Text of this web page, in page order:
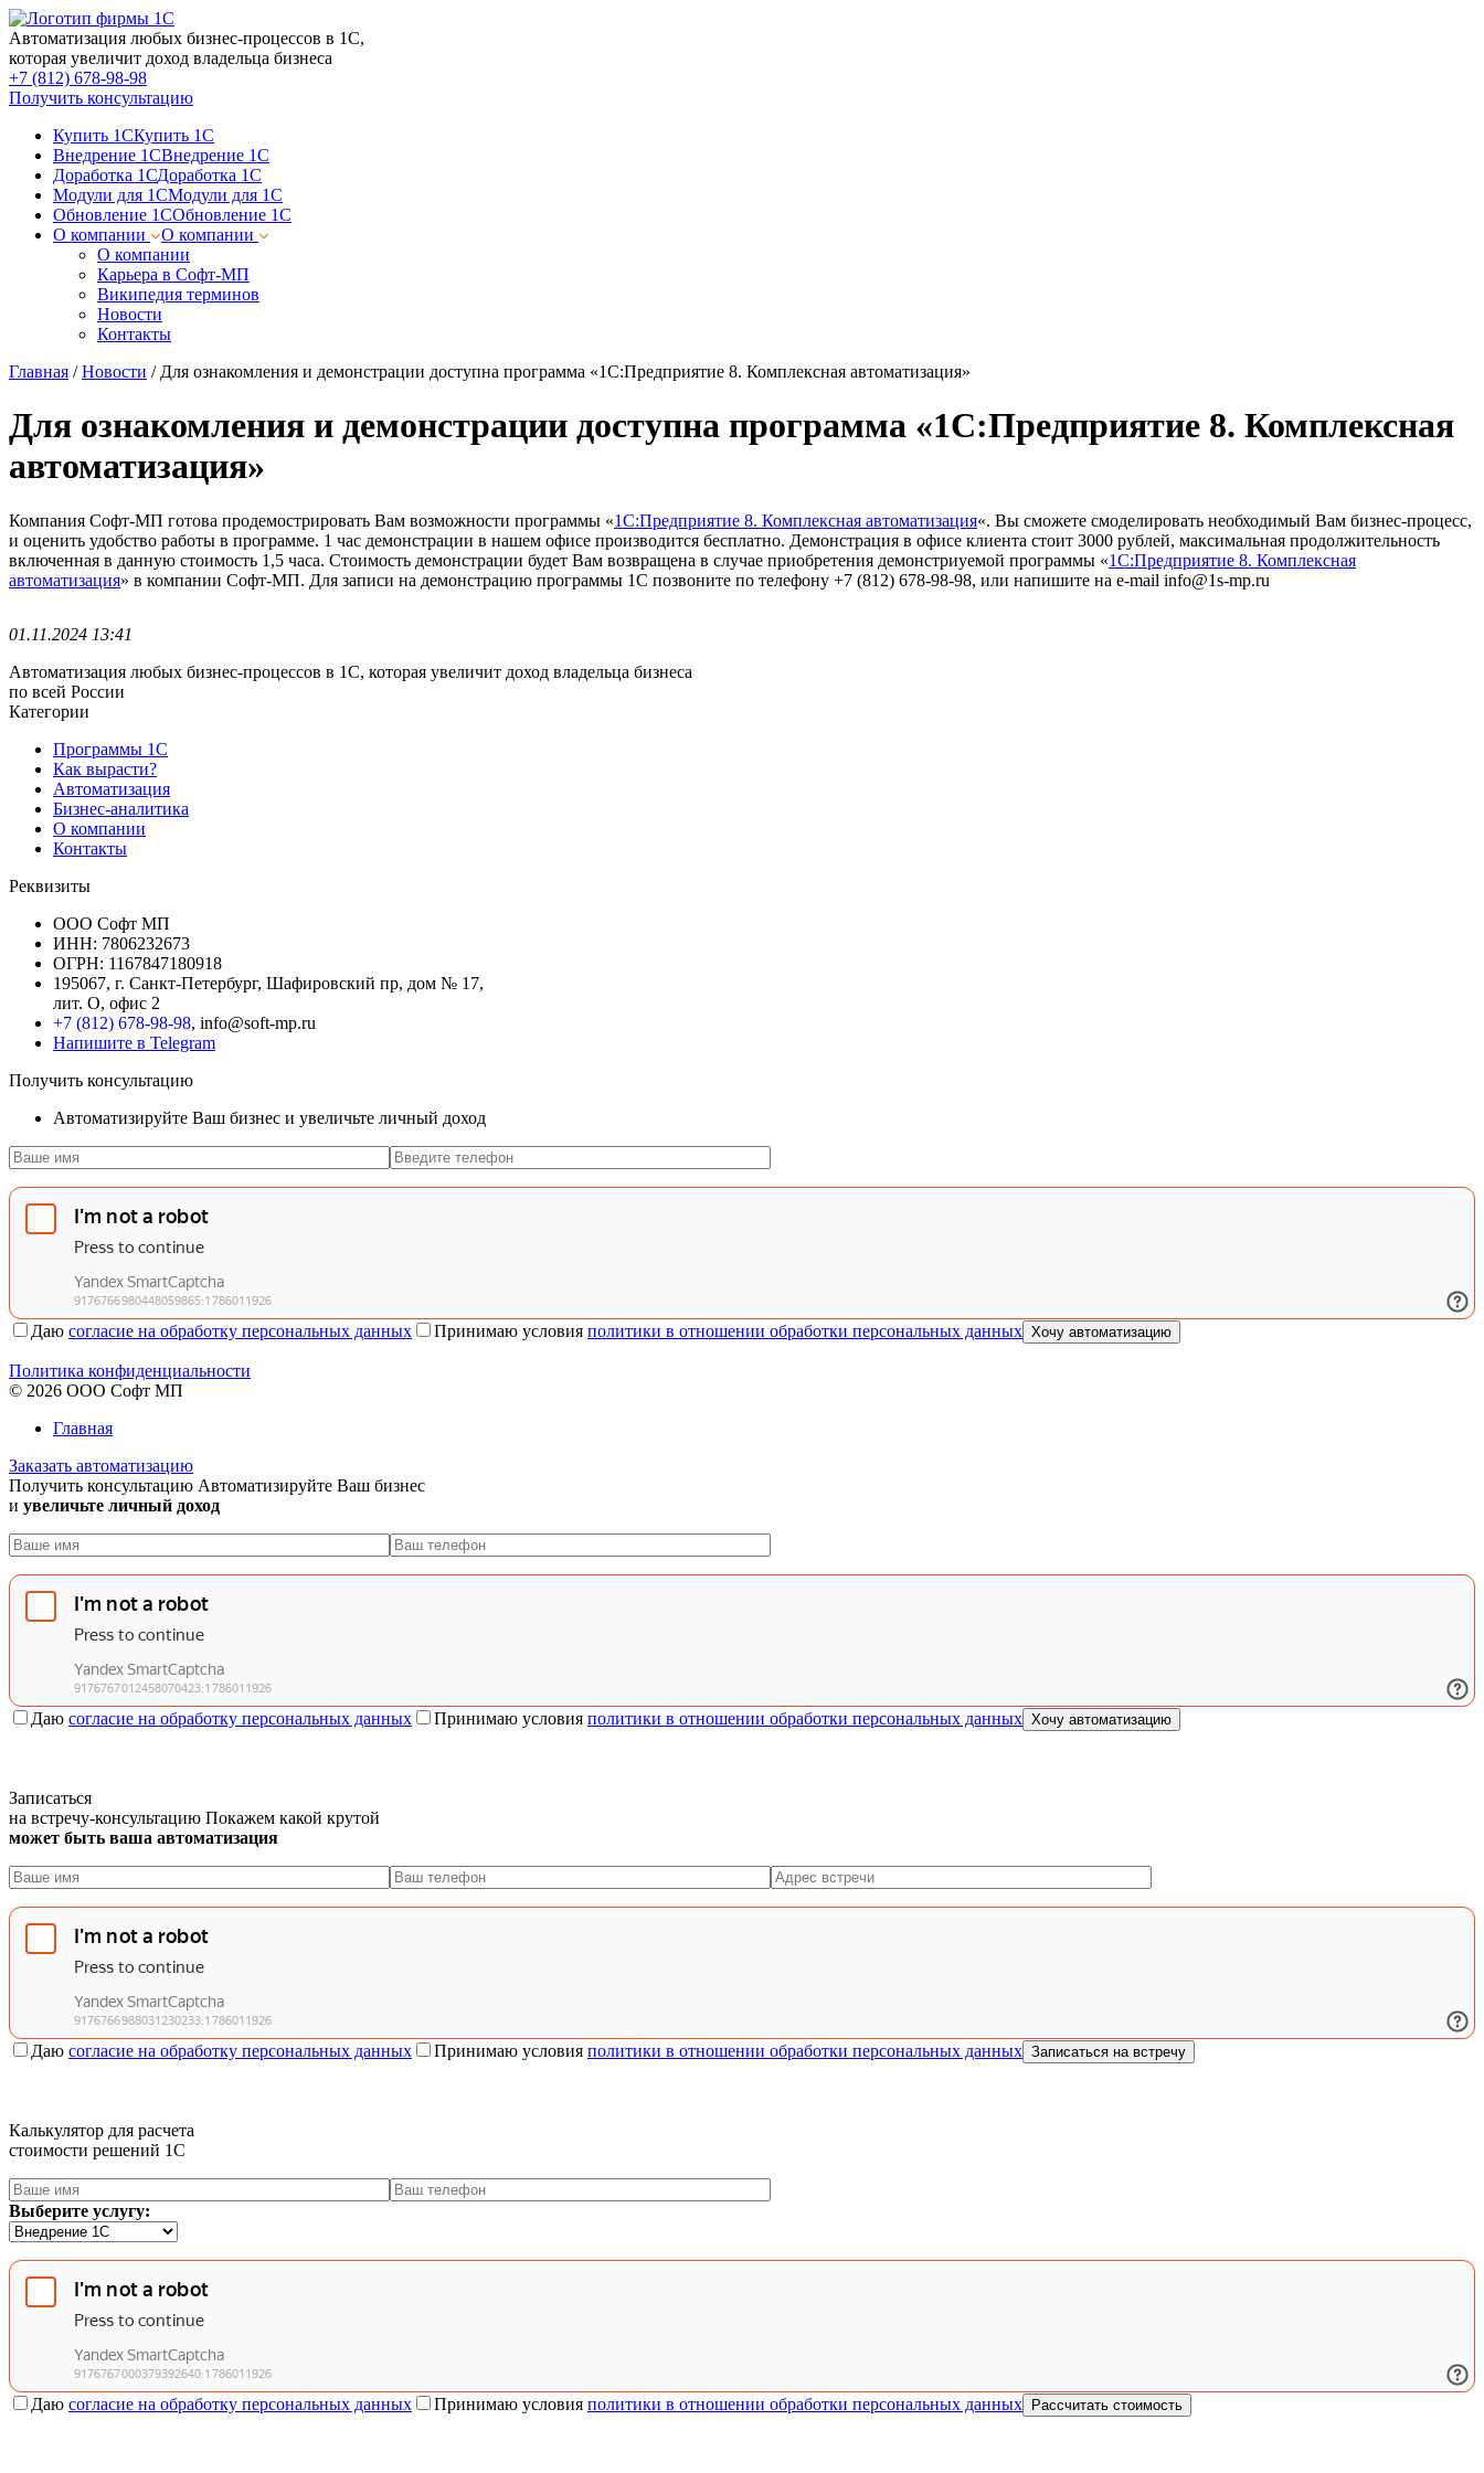
Автоматизация любых бизнес-процессов в 1С,
которая увеличит доход владельца бизнеса
+7 (812) 678-98-98
Получить консультацию
Купить 1СКупить 1С
Внедрение 1СВнедрение 1С
Доработка 1СДоработка 1С
Модули для 1СМодули для 1С
Обновление 1СОбновление 1С
О компании
О компании
О компании
Карьера в Софт-МП
Википедия терминов
Новости
Контакты
Главная /Новости / Для ознакомления и демонстрации доступна программа «1С:Предприятие 8. Комплексная автоматизация»
Для ознакомления и демонстрации доступна программа «1С:Предприятие 8. Комплексная
автоматизация»
Компания Софт-МП готова продемострировать Вам возможности программы «1С:Предприятие 8. Комплексная автоматизация«. Вы сможете смоделировать необходимый Вам бизнес-процесс,
и оценить удобство работы в программе. 1 час демонстрации в нашем офисе производится бесплатно. Демонстрация в офисе клиента стоит 3000 рублей, максимальная продолжительность
включенная в данную стоимость 1,5 часа. Стоимость демонстрации будет Вам возвращена в случае приобретения демонстриуемой программы «1С:Предприятие 8. Комплексная
автоматизация» в компании Софт-МП. Для записи на демонстрацию программы 1С позвоните по телефону +7 (812) 678-98-98, или напишите на e-mail info@1s-mp.ru
01.11.2024 13:41
Автоматизация любых бизнес-процессов в 1С, которая увеличит доход владельца бизнеса
по всей России
Категории
Программы 1С
Как вырасти?
Автоматизация
Бизнес-аналитика
О компании
Контакты
Реквизиты
ООО Софт МП
ИНН: 7806232673
ОГРН: 1167847180918
195067, г. Санкт-Петербург, Шафировский пр, дом № 17,
лит. О, офис 2
+7 (812) 678-98-98, info@soft-mp.ru
Напишите в Telegram
Получить консультацию
Автоматизируйте Ваш бизнес и увеличьте личный доход
Даю согласие на обработку персональных данных Принимаю условия политики в отношении обработки персональных данных Хочу автоматизацию
Политика конфиденциальности
© 2026 ООО Софт МП
Главная
Заказать автоматизацию
Получить консультацию Автоматизируйте Ваш бизнес
и увеличьте личный доход
Даю согласие на обработку персональных данных Принимаю условия политики в отношении обработки персональных данных Хочу автоматизацию
Записаться
на встречу-консультацию Покажем какой крутой
может быть ваша автоматизация
Даю согласие на обработку персональных данных Принимаю условия политики в отношении обработки персональных данных Записаться на встречу
Калькулятор для расчета
стоимости решений 1C
Выберите услугу:
Даю согласие на обработку персональных данных Принимаю условия политики в отношении обработки персональных данных Рассчитать стоимость